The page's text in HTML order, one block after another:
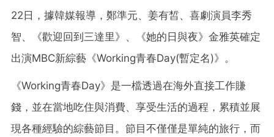
22日，據韓媒報導，鄭準元、姜有皙、喜劇演員李秀
智、《歡迎回到三達里》、《她的日與夜》金雅英確定
出演MBC新綜藝《Working青春Day(暫定名)》。
《Working青春Day》是一檔透過在海外直接工作賺
錢，並在當地吃住與消費、享受生活的過程，累積並展
現各種經驗的綜藝節目。節目不僅僅是單純的旅行，而